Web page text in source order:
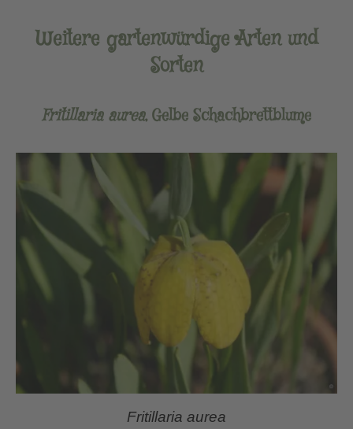
Weitere gartenwürdige Arten und
Sorten
Fritillaria aurea, Gelbe Schachbrettblume
Fritillaria aurea